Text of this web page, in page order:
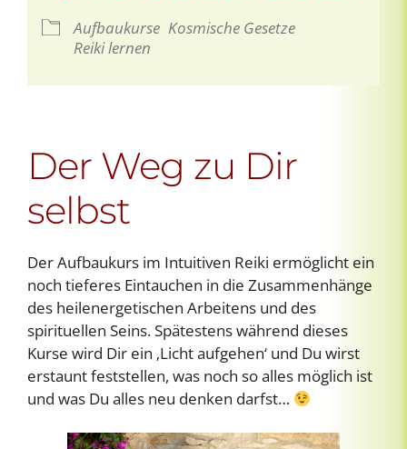
Aufbaukurse Kosmische Gesetze
Reiki lernen
Der Weg zu Dir
selbst
Der Aufbaukurs im Intuitiven Reiki ermöglicht ein
noch tieferes Eintauchen in die Zusammenhänge
des heilenergetischen Arbeitens und des
spirituellen Seins. Spätestens während dieses
Kurse wird Dir ein ‚Licht aufgehen‘ und Du wirst
erstaunt feststellen, was noch so alles möglich ist
und was Du alles neu denken darfst…